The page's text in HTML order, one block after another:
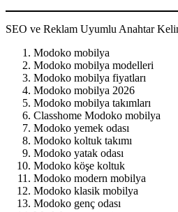
SEO ve Reklam Uyumlu Anahtar
Modoko mobilya
Modoko mobilya modelleri
Modoko mobilya fiyatları
Modoko mobilya 2026
Modoko mobilya takımları
Classhome Modoko mobilya
Modoko yemek odası
Modoko koltuk takımı
Modoko yatak odası
Modoko köşe koltuk
Modoko modern mobilya
Modoko klasik mobilya
Modoko genç odası